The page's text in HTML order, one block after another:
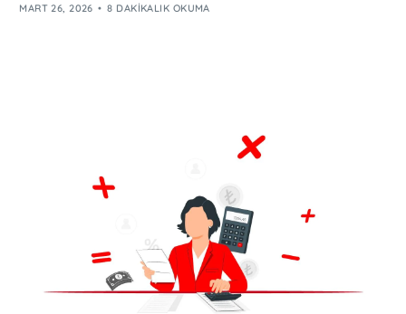
MART 26, 2026 8 DAKIKALIK OKUMA